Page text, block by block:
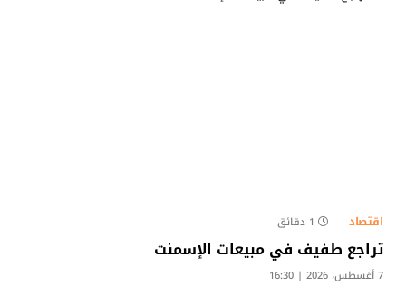
اقتصاد 1 دقائق
تراجع طفيف في مبيعات الإسمنت
7 أغسطس، 2026 | 16:30